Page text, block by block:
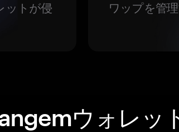
ットが侵
ワップを管
ウォレッ